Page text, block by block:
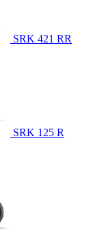
SRK 421 RR
SRK 125 R